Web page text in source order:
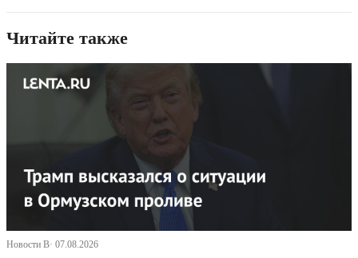
Читайте также
Новости В· 07.08.2026